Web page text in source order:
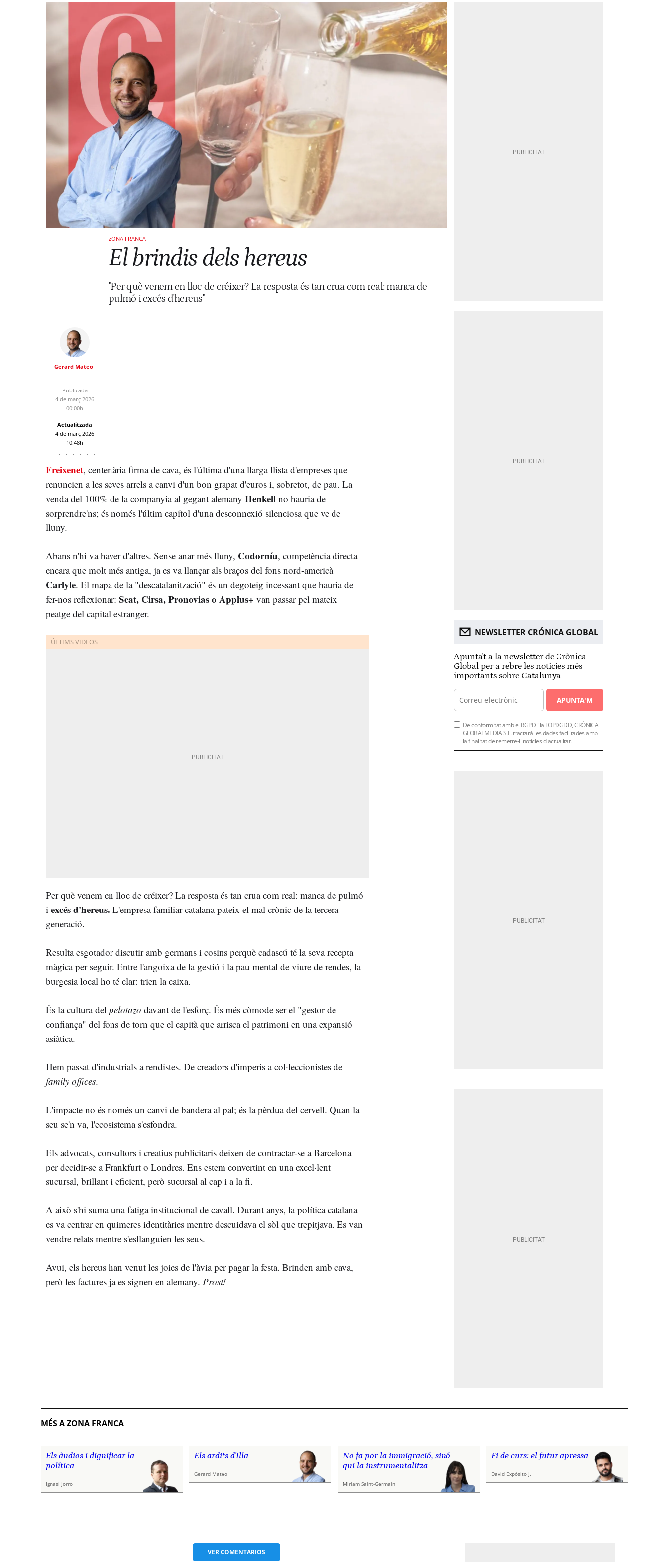
ZONA FRANCA
El brindis dels hereus
"Per què venem en lloc de créixer? La resposta és tan crua com real: manca de
pulmó i excés d'hereus"
Gerard Mateo
Publicada
4 de març 2026
00:00h
Actualitzada
4 de març 2026
10:48h
Freixenet, centenària firma de cava, és l'última d'una llarga llista d'empreses que
renuncien a les seves arrels a canvi d'un bon grapat d'euros i, sobretot, de pau. La
venda del 100% de la companyia al gegant alemany Henkell no hauria de
sorprendre'ns; és només l'últim capítol d'una desconnexió silenciosa que ve de
lluny.
Abans n'hi va haver d'altres. Sense anar més lluny, Codorníu, competència directa
encara que molt més antiga, ja es va llançar als braços del fons nord-americà
Carlyle. El mapa de la "descatalanització" és un degoteig incessant que hauria de
fer-nos reflexionar: Seat, Cirsa, Pronovias o Applus+ van passar pel mateix
peatge del capital estranger.
Per què venem en lloc de créixer? La resposta és tan crua com real: manca de pulmó
i excés d'hereus. L'empresa familiar catalana pateix el mal crònic de la tercera
generació.
Resulta esgotador discutir amb germans i cosins perquè cadascú té la seva recepta
màgica per seguir. Entre l'angoixa de la gestió i la pau mental de viure de rendes, la
burgesia local ho té clar: trien la caixa.
És la cultura del pelotazo davant de l'esforç. És més còmode ser el "gestor de
confiança" del fons de torn que el capità que arrisca el patrimoni en una expansió
asiàtica.
Hem passat d'industrials a rendistes. De creadors d'imperis a col·leccionistes de
family offices.
L'impacte no és només un canvi de bandera al pal; és la pèrdua del cervell. Quan la
seu se'n va, l'ecosistema s'esfondra.
Els advocats, consultors i creatius publicitaris deixen de contractar-se a Barcelona
per decidir-se a Frankfurt o Londres. Ens estem convertint en una excel·lent
sucursal, brillant i eficient, però sucursal al cap i a la fi.
A això s'hi suma una fatiga institucional de cavall. Durant anys, la política catalana
es va centrar en quimeres identitàries mentre descuidava el sòl que trepitjava. Es van
vendre relats mentre s'esllanguien les seus.
Avui, els hereus han venut les joies de l'àvia per pagar la festa. Brinden amb cava,
però les factures ja es signen en alemany. Prost!
NEWSLETTER CRÓNICA GLOBAL
Apunta't a la newsletter de Crònica
Global per a rebre les notícies més
importants sobre Catalunya
APUNTA'M
De conformitat amb el RGPD i la LOPDGDD, CRÒNICA
GLOBALMEDIA S.L. tractarà les dades facilitades amb
la finalitat de remetre-li notícies d'actualitat.
MÉS A ZONA FRANCA
Els àudios i dignificar la
política
Ignasi Jorro
Els ardits d'Illa
Gerard Mateo
No fa por la immigració, sinó
qui la instrumentalitza
Miriam Saint-Germain
Fi de curs: el futur apressa
David Expósito J.
VERCOMENTARIOS